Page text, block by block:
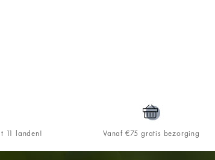
11 landen! Vanaf €75 gratis bezorging